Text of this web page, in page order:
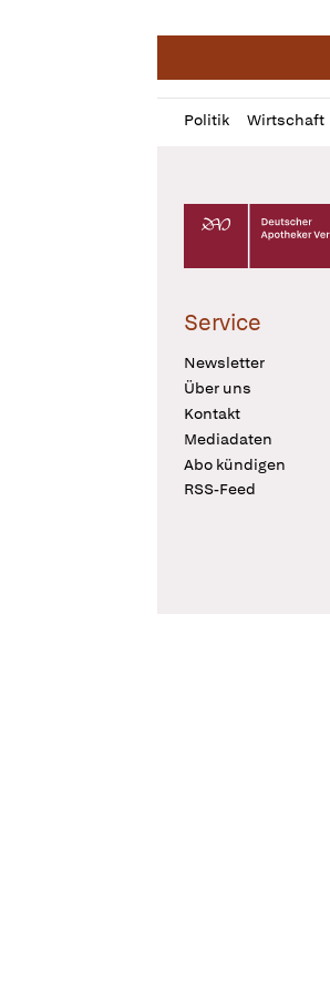
Politik Wirtschaft
Profil
öffnen
Daz
Pur
Deutscher
Service
Newsletter
Über uns
Kontakt
Mediadaten
Abo kündigen
RSS-Feed